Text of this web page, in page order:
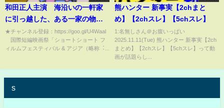
和田正人主演 海沿いの一軒家
に引っ越した、ある一家の物
語 ショートフィルム『俺の
海』予告編
★チャンネル登録：https://goo.gl/U4Waal
国際短編映画祭「ショートショート フ
ィルムフェスティバル & アジア（略称︓...
熊ハンター 新事実【2chまと
め】【2chスレ】【5chスレ】
1:名無しさん＠お腹いっぱい
2025.11.11(Tue) 熊ハンター 新事実【2ch
まとめ】【2chスレ】【5chスレ】って動
画が話題らし...
s